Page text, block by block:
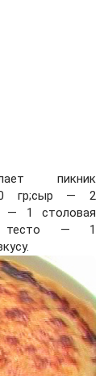
пикник
гр;сыр — 2
— 1 столовая
тесто — 1